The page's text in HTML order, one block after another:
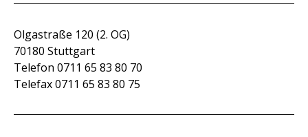
Olgastraße 120 (2. OG)
70180 Stuttgart
Telefon 0711 65 83 80 70
Telefax 0711 65 83 80 75